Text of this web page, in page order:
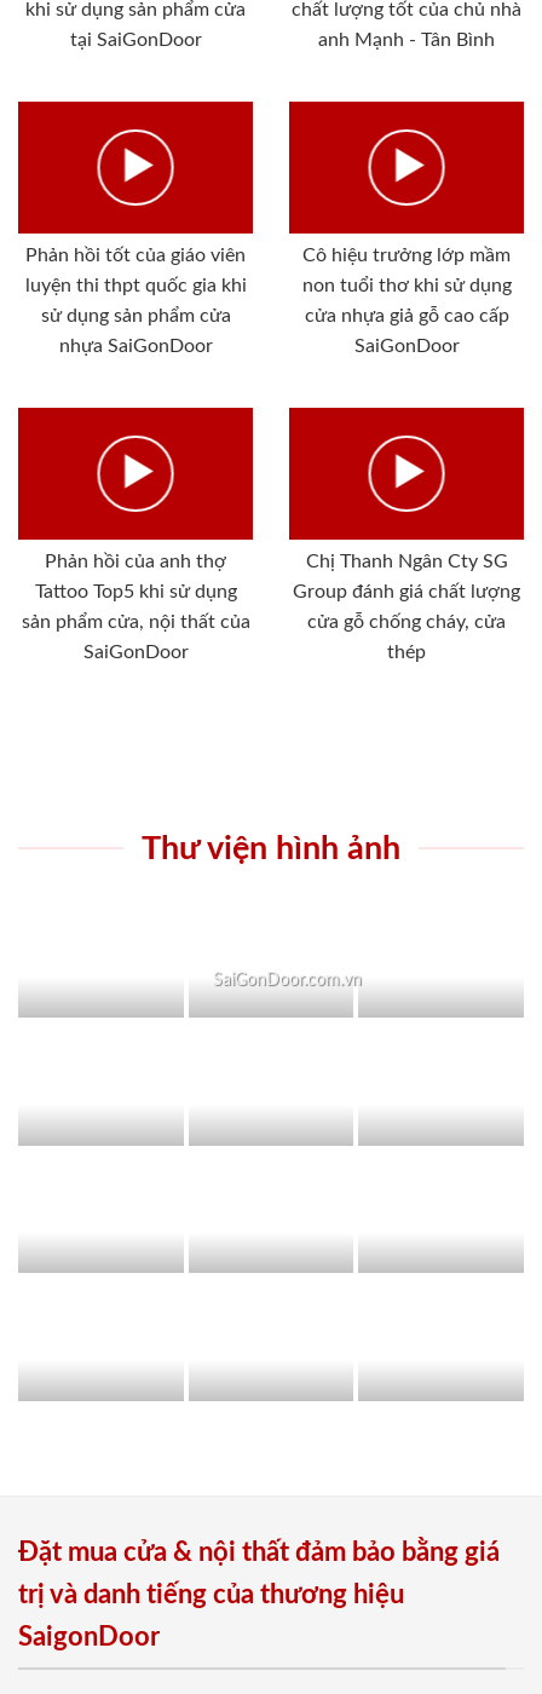
khi sử dụng sản phẩm cửa
tại SaiGonDoor
chất lượng tốt của chủ nhà
anh Mạnh - Tân Bình
Phản hồi tốt của giáo viên
luyện thi thpt quốc gia khi
sử dụng sản phẩm cửa
nhựa SaiGonDoor
Cô hiệu trưởng lớp mầm
non tuổi thơ khi sử dụng
cửa nhựa giả gỗ cao cấp
SaiGonDoor
Phản hồi của anh thợ
Tattoo Top5 khi sử dụng
sản phẩm cửa, nội thất của
SaiGonDoor
Chị Thanh Ngân Cty SG
Group đánh giá chất lượng
cửa gỗ chống cháy, cửa
thép
Thư viện hình ảnh
SaiGonDoor.com.vn
Đặt mua cửa & nội thất đảm bảo bằng giá
trị và danh tiếng của thương hiệu
SaigonDoor